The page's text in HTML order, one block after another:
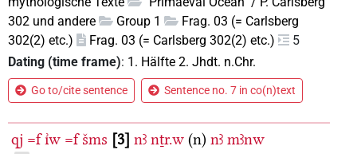
302 und andere
Group 1
Frag. 03 (= Carlsberg
302(2) etc.)
Frag. 03 (= Carlsberg 302(2) etc.)
5
Dating (time frame): 1. Hälfte 2. Jhdt. n.Chr.
Go to/cite sentence Sentence no. 7 in co(n)text
qj =f ı͗w =f šms 3 nꜣ nṯr.w (n) nꜣ mꜣnw